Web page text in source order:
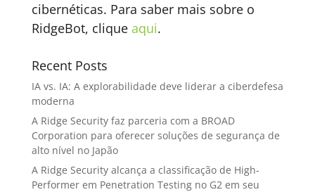
cibernéticas. Para saber mais sobre o
RidgeBot, clique aqui.
Recent Posts
IA vs. IA: A explorabilidade deve liderar a ciberdefesa
moderna
A Ridge Security faz parceria com a BROAD
Corporation para oferecer soluções de segurança de
alto nível no Japão
A Ridge Security alcança a classificação de High-
Performer em Penetration Testing no G2 em seu